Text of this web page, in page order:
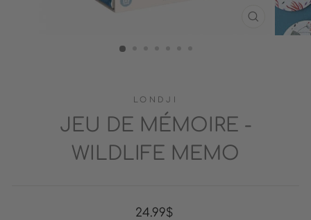
FERMER
(ESC)
LONDJI
JEU DE MÉMOIRE -
WILDLIFE MEMO
Prix
24.99$